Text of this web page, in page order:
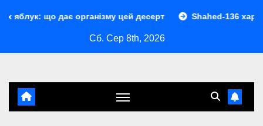
організму цей десерт Shahed-136 характеристики:
Сб. Сер 8th, 2026